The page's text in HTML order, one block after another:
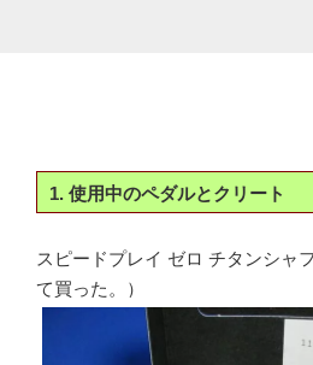
1. 使用中のペダルとクリート
スピードプレイ ゼロ チタンシャ
て買った。）